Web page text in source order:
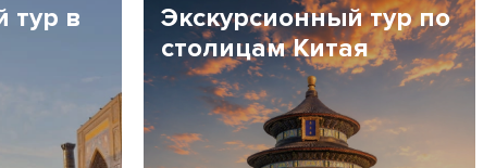
тур в
Экскурсионный тур по
столицам Китая